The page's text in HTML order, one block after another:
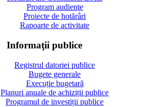
Program audienţe
Proiecte de hotărâri
Rapoarte de activitate
Informaţii publice
Registrul datoriei publice
Bugete generale
Execuție bugetară
Planuri anuale de achiziții publice
Programul de investiții publice